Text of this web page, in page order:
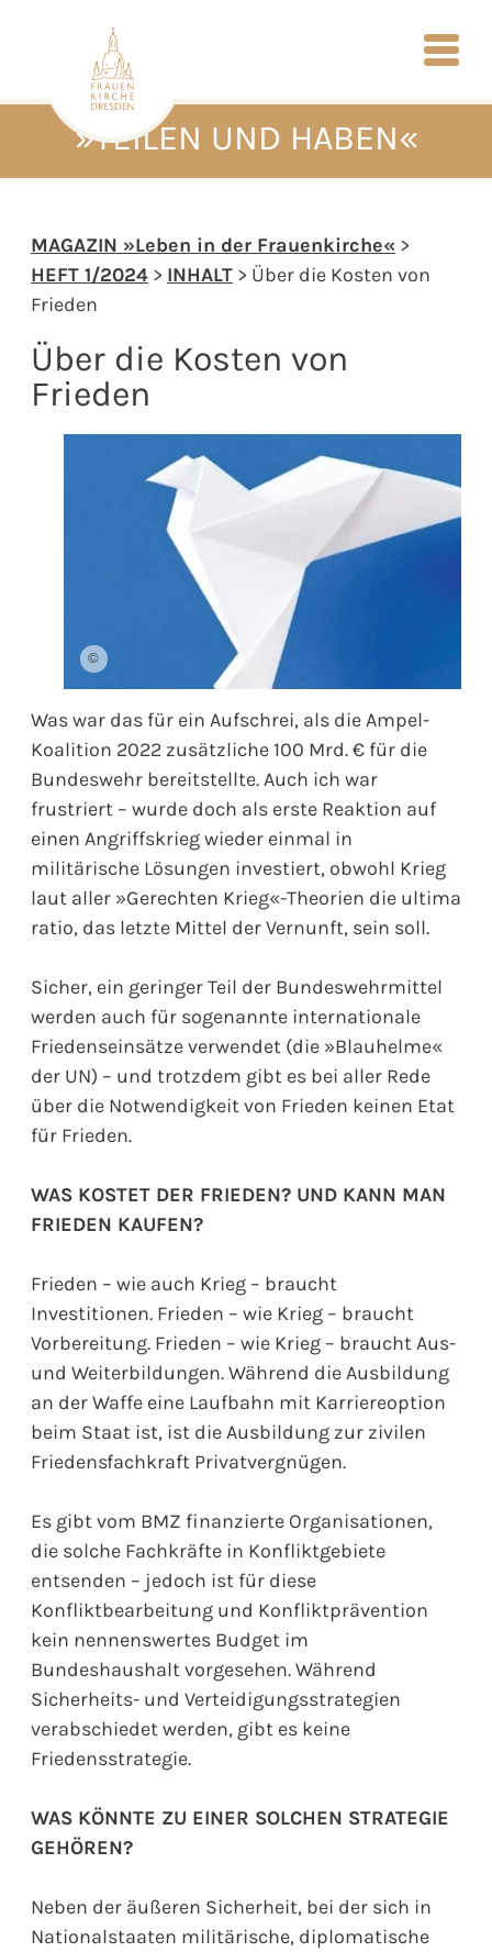
»TEILEN UND HABEN«
MAGAZIN »Leben in der Frauenkirche« >
HEFT 1/2024 > INHALT > Über die Kosten von
Frieden
Über die Kosten von
Frieden
©
Was war das für ein Aufschrei, als die Ampel-
Koalition 2022 zusätzliche 100 Mrd. € für die
Bundeswehr bereitstellte. Auch ich war
frustriert – wurde doch als erste Reaktion auf
einen Angriffskrieg wieder einmal in
militärische Lösungen investiert, obwohl Krieg
laut aller »Gerechten Krieg«-Theorien die ultima
ratio, das letzte Mittel der Vernunft, sein soll.
Sicher, ein geringer Teil der Bundeswehrmittel
werden auch für sogenannte internationale
Friedenseinsätze verwendet (die »Blauhelme«
der UN) – und trotzdem gibt es bei aller Rede
über die Notwendigkeit von Frieden keinen Etat
für Frieden.
WAS KOSTET DER FRIEDEN? UND KANN MAN
FRIEDEN KAUFEN?
Frieden – wie auch Krieg – braucht
Investitionen. Frieden – wie Krieg – braucht
Vorbereitung. Frieden – wie Krieg – braucht Aus-
und Weiterbildungen. Während die Ausbildung
an der Waffe eine Laufbahn mit Karriereoption
beim Staat ist, ist die Ausbildung zur zivilen
Friedensfachkraft Privatvergnügen.
Es gibt vom BMZ finanzierte Organisationen,
die solche Fachkräfte in Konfliktgebiete
entsenden – jedoch ist für diese
Konfliktbearbeitung und Konfliktprävention
kein nennenswertes Budget im
Bundeshaushalt vorgesehen. Während
Sicherheits- und Verteidigungsstrategien
verabschiedet werden, gibt es keine
Friedensstrategie.
WAS KÖNNTE ZU EINER SOLCHEN STRATEGIE
GEHÖREN?
Neben der äußeren Sicherheit, bei der sich in
Nationalstaaten militärische, diplomatische